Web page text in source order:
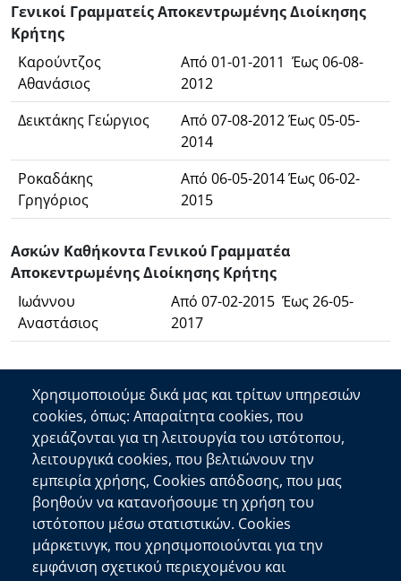
Γενικοί Γραμματείς Αποκεντρωμένης Διοίκησης
Κρήτης
Καρούντζος
Αθανάσιος
Από 01-01-2011 Έως 06-08-
2012
Δεικτάκης Γεώργιος
Από 07-08-2012 Έως 05-05-
2014
Ροκαδάκης
Γρηγόριος
Από 06-05-2014 Έως 06-02-
2015
Ασκών Καθήκοντα Γενικού Γραμματέα
Αποκεντρωμένης Διοίκησης Κρήτης
Ιωάννου
Αναστάσιος
Από 07-02-2015 Έως 26-05-
2017
Επικοινωνία
Αποκεντρωμένη Διοίκηση Κρήτης
Πλατεία Κουντουριώτη 71202 Ηράκλειο
Επικοινωνήστε μαζί μας
Χρήσιμοι Σύνδεσμοι
Χρησιμοποιούμε δικά μας και τρίτων υπηρεσιών
cookies, όπως: Απαραίτητα cookies, που
χρειάζονται για τη λειτουργία του ιστότοπου,
λειτουργικά cookies, που βελτιώνουν την
εμπειρία χρήσης, Cookies απόδοσης, που μας
βοηθούν να κατανοήσουμε τη χρήση του
ιστότοπου μέσω στατιστικών. Cookies
μάρκετινγκ, που χρησιμοποιούνται για την
εμφάνιση σχετικού περιεχομένου και